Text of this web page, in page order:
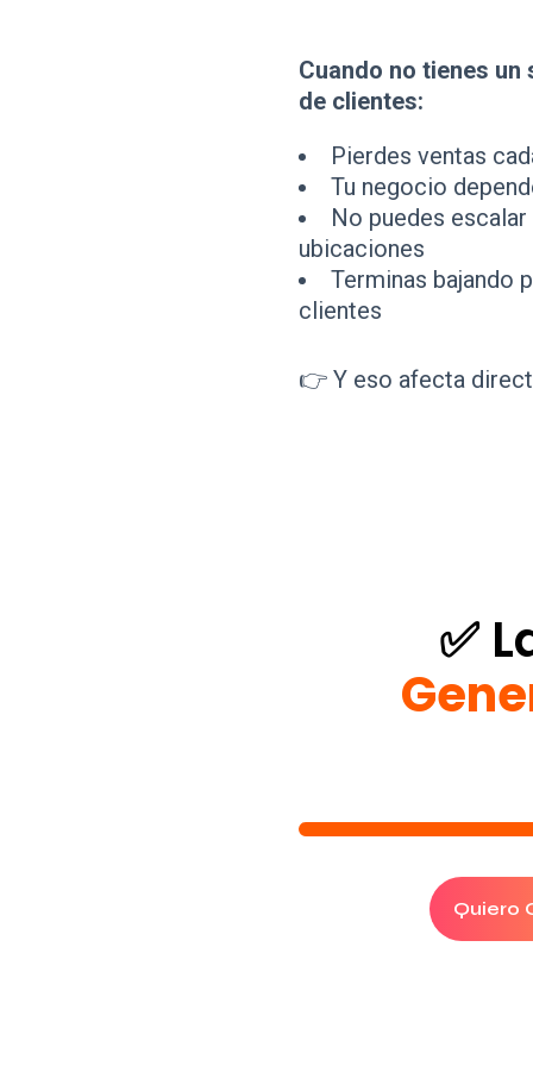
Cuando no tienes
de clientes:
Pierdes ventas
Tu negocio
No puedes
ubicaciones
Terminas bajando
clientes
👉 Y eso afecta
✅
Quiero